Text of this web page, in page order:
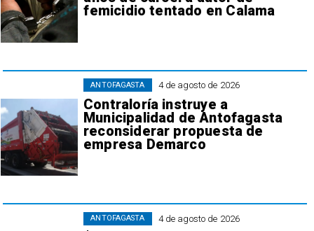
femicidio tentado en Calama
4 de agosto de 2026
Contraloría instruye a
Municipalidad de Antofagasta
reconsiderar propuesta de
empresa Demarco
ANTOFAGASTA
4 de agosto de 2026
ANTOFAGASTA